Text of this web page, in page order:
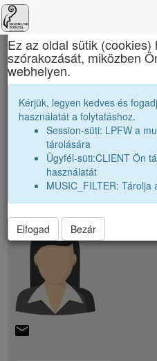
Sigismund Toduță
Névsor bővítése jó baráttal
Vendégek száma:1
Gál-Juliska Enikő
email
×
Ez az oldal sütik
szórakozását, miközben
webhelyen.
Kérjük, legyen kedves és
használatát a folytatáshoz.
Session-süti: LPFW a
tárolására
Ügyfél-süti:CLIENT Ön
használatát
MUSIC_FILTER: Tárolja
Elfogad Bezár